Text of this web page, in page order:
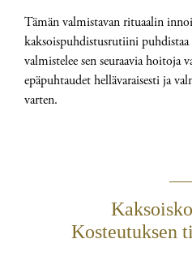
Tämän valmistavan rituaalin
kaksoispuhdistusrutiini
valmistelee sen seuraavia hoitoja
epäpuhtaudet hellävaraisesti ja
varten.
Kosteutuksen